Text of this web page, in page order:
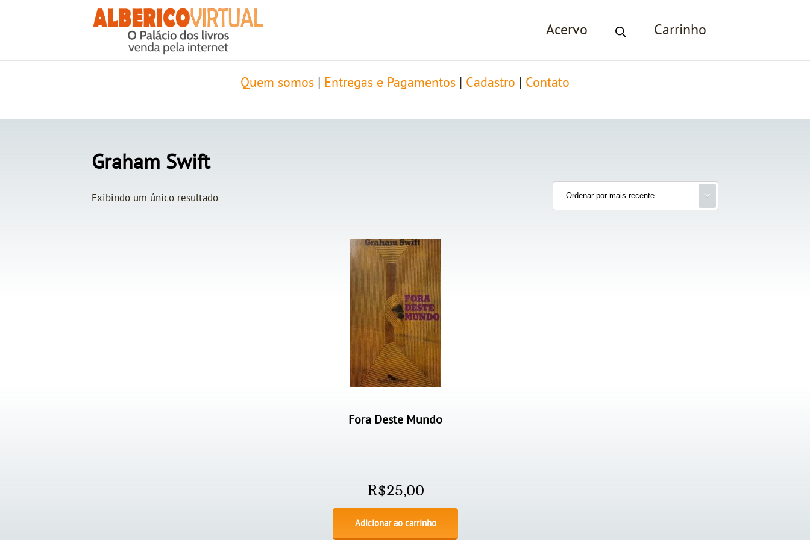
Acervo Carrinho
Quem somos Entregas e Pagamentos Cadastro Contato
Graham Swift
Exibindo um único resultado
Fora Deste Mundo
R$25,00
Adicionar ao carrinho